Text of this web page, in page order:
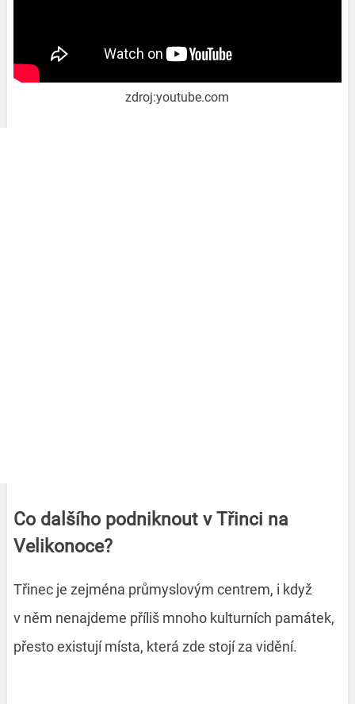
zdroj:youtube.com
Co dalšího podniknout v Třinci na
Velikonoce?
Třinec je zejména průmyslovým centrem, i když
v něm nenajdeme příliš mnoho kulturních památek,
přesto existují místa, která zde stojí za vidění.